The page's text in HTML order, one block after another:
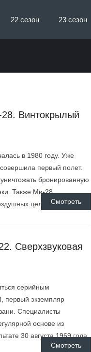
22 сезон 23 сезон
Винтокрылый
в 1980 году. Уже
первый полет.
бронированную
Также Ми-28
целей, живой ...
Смотреть
Сверхзвуковая
серийным
первый экземпляр
Специалисты
основе из
30 августа 1969 года
Смотреть